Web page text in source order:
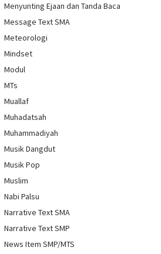
Menyunting Ejaan dan Tanda Baca
Message Text SMA
Meteorologi
Mindset
Modul
MTs
Muallaf
Muhadatsah
Muhammadiyah
Musik Dangdut
Musik Pop
Muslim
Nabi Palsu
Narrative Text SMA
Narrative Text SMP
News Item SMP/MTS